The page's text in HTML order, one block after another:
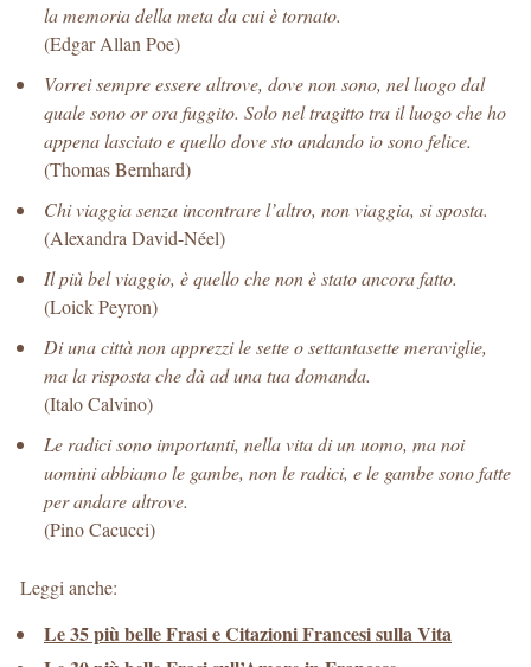
la memoria della meta da cui è tornato.
(Edgar Allan Poe)
Vorrei sempre essere altrove, dove non sono, nel luogo dal
quale sono or ora fuggito. Solo nel tragitto tra il luogo che ho
appena lasciato e quello dove sto andando io sono felice.
(Thomas Bernhard)
Chi viaggia senza incontrare l’altro, non viaggia, si sposta.
(Alexandra David-Néel)
Il più bel viaggio, è quello che non è stato ancora fatto.
(Loick Peyron)
Di una città non apprezzi le sette o settantasette meraviglie,
ma la risposta che dà ad una tua domanda.
(Italo Calvino)
Le radici sono importanti, nella vita di un uomo, ma noi
uomini abbiamo le gambe, non le radici, e le gambe sono fatte
per andare altrove.
(Pino Cacucci)
Leggi anche:
Le 35 più belle Frasi e Citazioni Francesi sulla Vita